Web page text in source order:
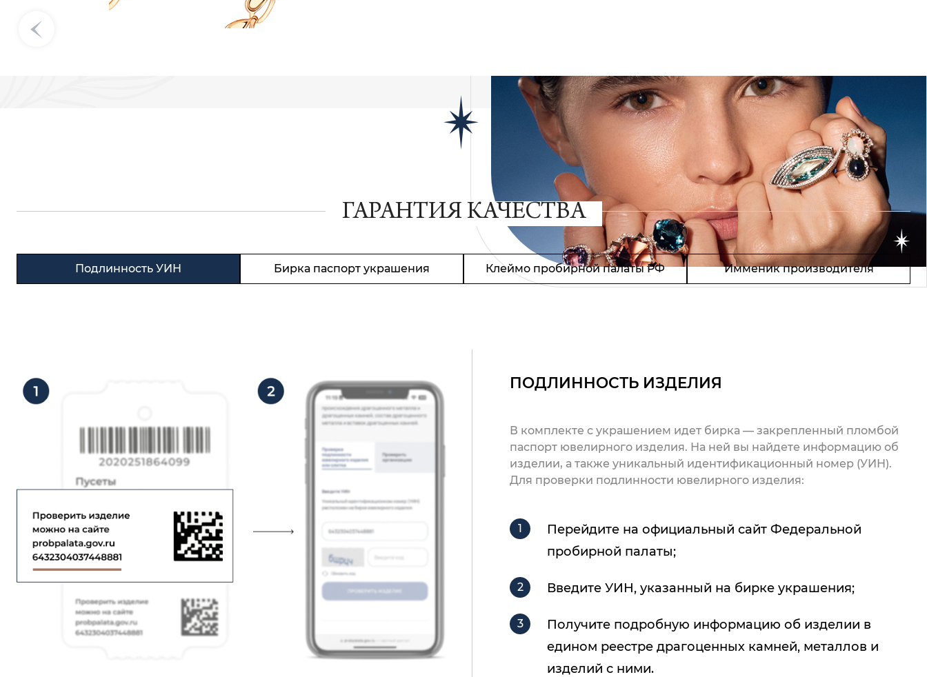
ГАРАНТИЯ КАЧЕСТВА
Подлинность УИН Бирка паспорт украшения Клеймо пробирной палаты РФ Имменик производителя
ПОДЛИННОСТЬ ИЗДЕЛИЯ
В комплекте с украшением идет бирка — закрепленный пломбой
паспорт ювелирного изделия. На ней вы найдете информацию об
изделии, а также уникальный идентификационный номер (УИН).
Для проверки подлинности ювелирного изделия:
Перейдите на официальный сайт Федеральной
пробирной палаты;
Введите УИН, указанный на бирке украшения;
Получите подробную информацию об изделии в
едином реестре драгоценных камней, металлов и
изделий с ними.